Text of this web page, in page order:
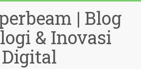
| Blog
& Inovasi
Digital